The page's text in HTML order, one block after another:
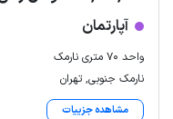
آپارتمان
واحد 70 متری نارمک
نارمک جنوبی, تهران
مشاهده جزییات